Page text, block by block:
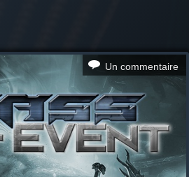
Un commentaire